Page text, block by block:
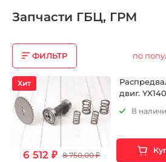
Запчасти ГБЦ, ГРМ
ФИЛЬТР по
Хит
6 512 ₽ 8 750.00 ₽
двиг.
В